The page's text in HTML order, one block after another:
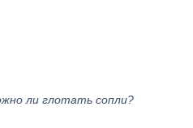
ли глотать сопли?